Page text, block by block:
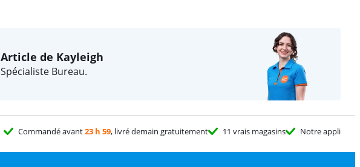
Article de Kayleigh
Spécialiste Bureau.
Commandé avant23 h 59, livré demain gratuitement 11 vrais magasins Notre appli